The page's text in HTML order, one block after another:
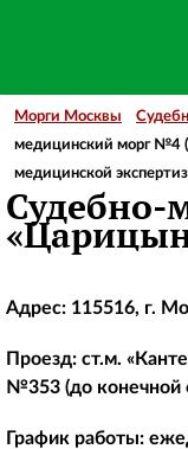
Морги Москвы
медицинский морг №4
медицинской
Судебно-
Адрес: 115516, г.
Проезд: ст.м.
№353 (до конечной
График работы: